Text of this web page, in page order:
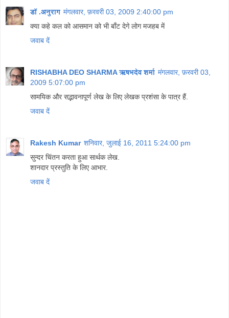
डॉ .अनुराग मंगलवार, फ़रवरी 03, 2009 2:40:00 pm
क्या कहे कल को आसमान को भी बाँट देगे लोग मजहब में
जवाब दें
RISHABHA DEO SHARMA ऋषभदेव शर्मा मंगलवार, फ़रवरी 03,
2009 5:07:00 pm
सामयिक और सद्भावनापूर्ण लेख के लिए लेखक प्रशंसा के पात्र हैं.
जवाब दें
Rakesh Kumar शनिवार, जुलाई 16, 2011 5:24:00 pm
सुन्दर चिंतन करता हुआ सार्थक लेख.
शानदार प्रस्तुति के लिए आभार.
जवाब दें